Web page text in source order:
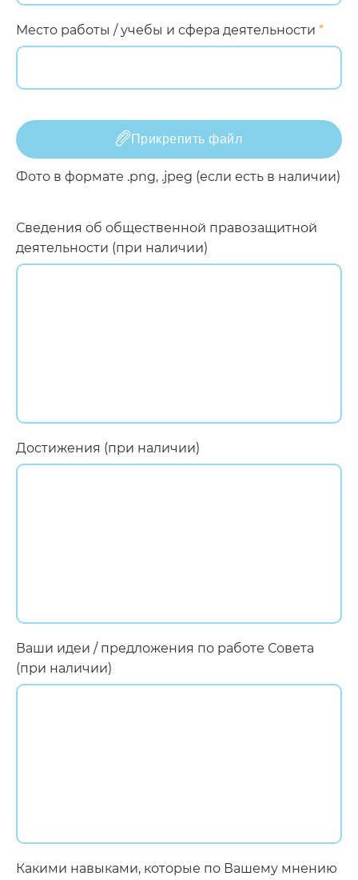
Место работы / учебы и сфера деятельности *
Прикрепить файл
Фото в формате .png, .jpeg (если есть в наличии)
Сведения об общественной правозащитной
деятельности (при наличии)
Достижения (при наличии)
Ваши идеи / предложения по работе Совета
(при наличии)
Какими навыками, которые по Вашему мнению